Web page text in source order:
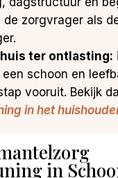
de zorgvrager als
ter ontlasting:
schoon en
vooruit. Bekijk
in het
in